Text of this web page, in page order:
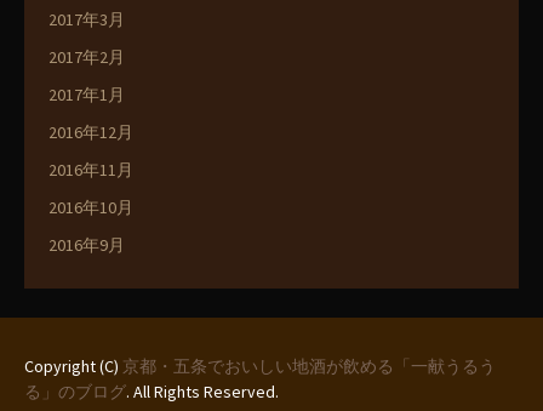
2017年3月
2017年2月
2017年1月
2016年12月
2016年11月
2016年10月
2016年9月
Copyright (C) 京都・五条でおいしい地酒が飲める「一献うるう
る」のブログ. All Rights Reserved.